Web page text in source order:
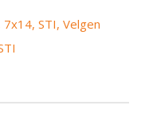
7x14, STI, Velgen